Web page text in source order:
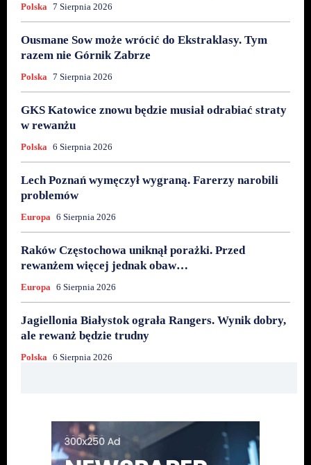
Polska 7 Sierpnia 2026
Ousmane Sow może wrócić do Ekstraklasy. Tym
razem nie Górnik Zabrze
Polska 7 Sierpnia 2026
GKS Katowice znowu będzie musiał odrabiać straty
w rewanżu
Polska 6 Sierpnia 2026
Lech Poznań wymęczył wygraną. Farerzy narobili
problemów
Europa 6 Sierpnia 2026
Raków Częstochowa uniknął porażki. Przed
rewanżem więcej jednak obaw…
Europa 6 Sierpnia 2026
Jagiellonia Białystok ograła Rangers. Wynik dobry,
ale rewanż będzie trudny
Polska 6 Sierpnia 2026